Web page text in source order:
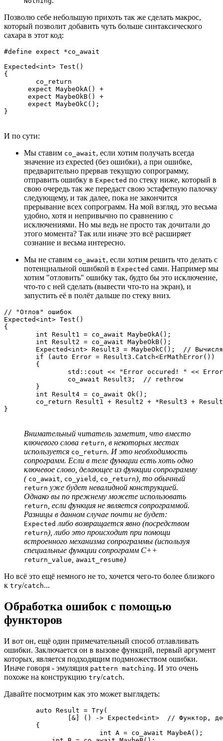
Позволю себе небольшую прихоть так же сделать макрос,
который позволит добавить чуть больше синтаксического
сахара в этот код:
#define expect *co_await
Expected<int> Test()
{
      expect MaybeOkA() +
      expect MaybeOkB() +
      expect MaybeOkC();
}
И по сути:
Мы ставим co_await, если хотим получать всегда
значение из expected (без ошибки), а при ошибке,
предварительно прервав текущую сопрограмму,
отправить ошибку в Expected по стеку ниже, который в
свою очередь так же передаст свою эстафетную палочку
следующему, и так далее, пока не закончится
прерывание всех сопрограмм. На мой взгляд, это весьма
удобно, хотя и непривычно по сравнению с
исключениями. Но мы ведь не просто так дочитали до
этого момента? Так или иначе это всё расширяет
сознание и весьма интересно.
Мы не ставим co_await, если хотим решить что делать с
потенциальной ошибкой в Expected сами. Например мы
хотим "отловить" ошибку так, будто бы это исключение,
что-то с ней сделать (вывести что-то на экран), и
запустить её в полёт дальше по стеку вниз.
// "Отлов" ошибок
Expected<int> Test()
{
}
Внимательный читатель заметит, что вместо
ключевого слова return, в некоторых местах
используется co_return. И это необходимость
сопрограмм. Если в теле функции есть хоть одно
ключевое слово, делающее из функции сопрограмму
( co_await, co_yield , co_return), то обычный
return уже будет невалидной конструкцией.
Однако вы по прежнему можете использовать
return, если функция не является сопрограммой.
Разницы в данном случае почти не будет:
Expected либо возвращается явно (посредством
return), либо это происходит при помощи
встроенного механизма сопрограммы (используя
специальные функции сопрограмм C++
return_value, await_resume)
Но всё это ещё немного не то, хочется чего-то более близкого
к try/catch...
Обработка ошибок с помощью
функторов
И вот он, ещё один примечательный способ отлавливать
ошибки. Заключается он в вызове функций, первый аргумент
которых, является подходящим подмножеством ошибки.
Иначе говоря - эмуляция pattern matching. И это очень
похоже на конструкцию try/catch.
Давайте посмотрим как это может выглядеть:
        {